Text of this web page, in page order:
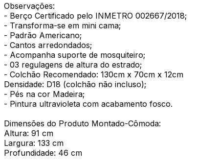
Observações:
- Berço Certificado pelo INMETRO 002667/2018;
- Transforma-se em mini cama;
- Padrão Americano;
- Cantos arredondados;
- Acompanha suporte de mosquiteiro;
- 03 regulagens de altura do estrado;
- Colchão Recomendado: 130cm x 70cm x 12cm
Densidade: D18 (colchão não incluso);
- Pés na cor Madeira;
- Pintura ultravioleta com acabamento fosco.
Dimensões do Produto Montado-Cômoda:
Altura: 91 cm
Largura: 133 cm
Profundidade: 46 cm